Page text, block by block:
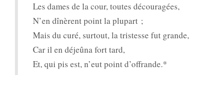
Les dames de la cour, toutes découragées,
N’en dînèrent point la plupart ;
Mais du curé, surtout, la tristesse fut grande,
Car il en déjeûna fort tard,
Et, qui pis est, n’eut point d’offrande.*